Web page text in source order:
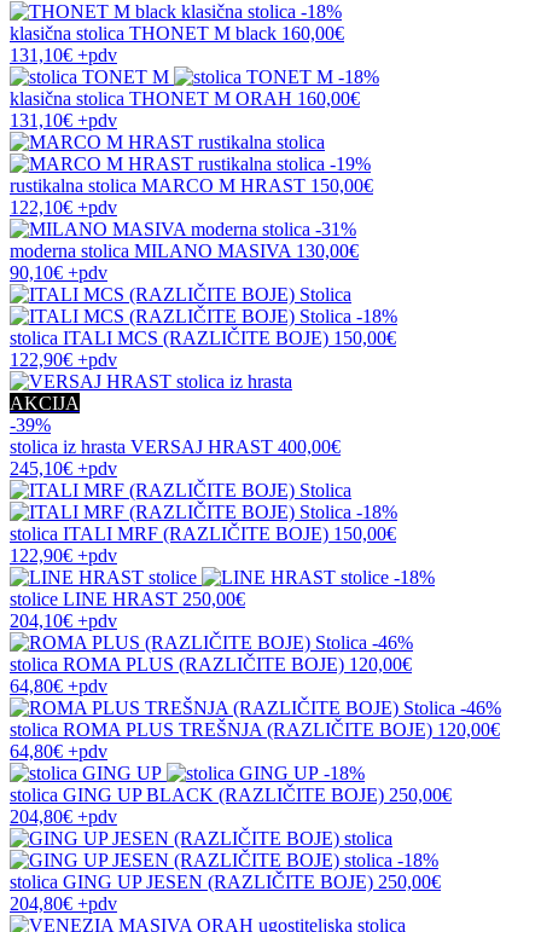
-18%
klasična stolica THONET M black 160,00€
131,10€ +pdv
-18%
klasična stolica THONET M ORAH 160,00€
131,10€ +pdv
-19%
rustikalna stolica MARCO M HRAST 150,00€
122,10€ +pdv
-31%
moderna stolica MILANO MASIVA 130,00€
90,10€ +pdv
-18%
stolica ITALI MCS (RAZLIČITE BOJE) 150,00€
122,90€ +pdv
AKCIJA
-39%
stolica iz hrasta VERSAJ HRAST 400,00€
245,10€ +pdv
-18%
stolica ITALI MRF (RAZLIČITE BOJE) 150,00€
122,90€ +pdv
-18%
stolice LINE HRAST 250,00€
204,10€ +pdv
-46%
stolica ROMA PLUS (RAZLIČITE BOJE) 120,00€
64,80€ +pdv
-46%
stolica ROMA PLUS TREŠNJA (RAZLIČITE BOJE) 120,00€
64,80€ +pdv
-18%
stolica GING UP BLACK (RAZLIČITE BOJE) 250,00€
204,80€ +pdv
-18%
stolica GING UP JESEN (RAZLIČITE BOJE) 250,00€
204,80€ +pdv